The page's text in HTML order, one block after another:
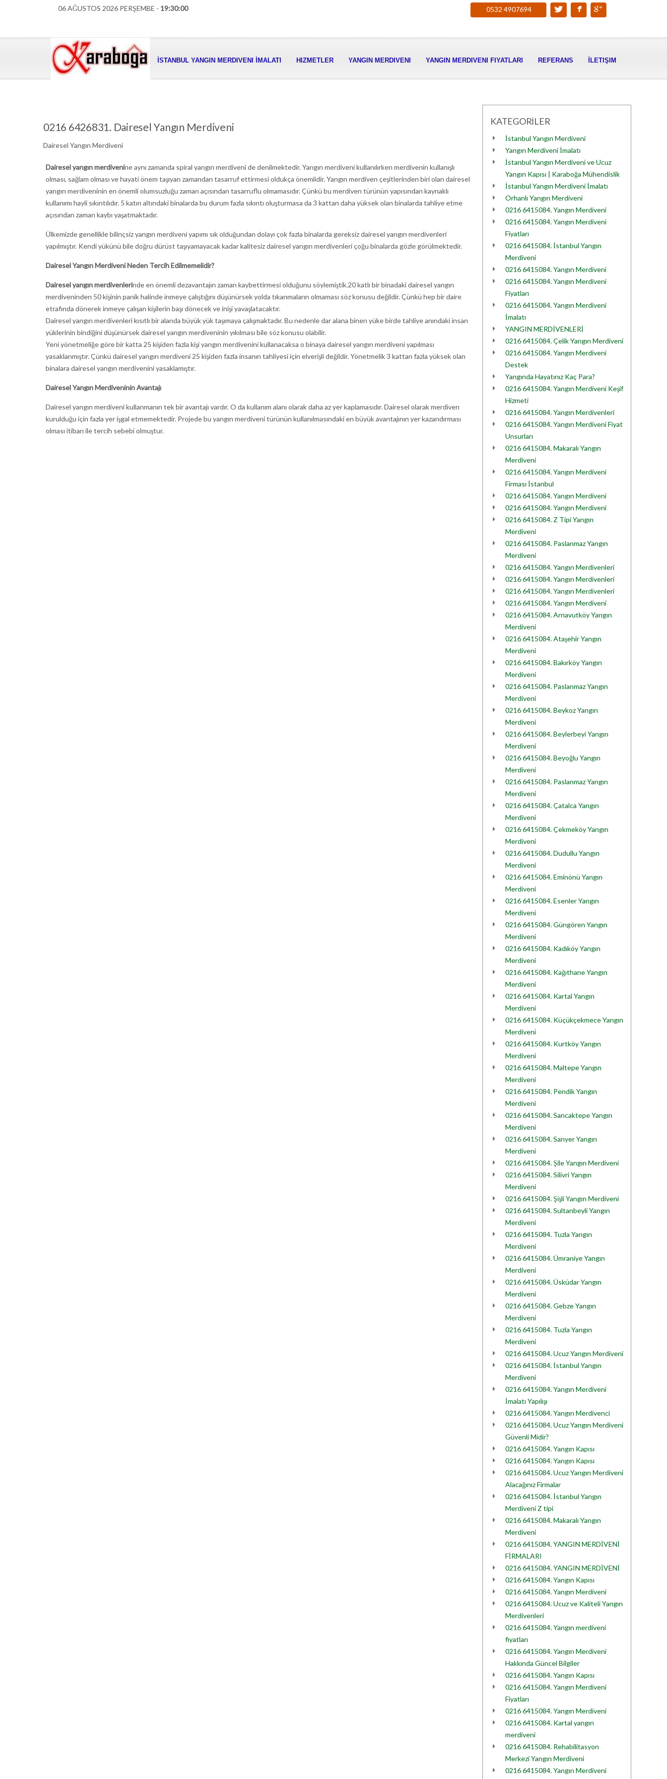
06 AĞUSTOS 2026 PERŞEMBE - 19:30:01 0532 4907694
İSTANBUL YANGIN MERDIVENI İMALATI HIZMETLER YANGIN MERDIVENI YANGIN MERDIVENI FIYATLARI REFERANS İLETIŞIM
0216 6426831. Dairesel Yangın Merdiveni
Dairesel Yangın Merdiveni
Dairesel yangın merdivenine aynı zamanda spiral yangın merdiveni de denilmektedir. Yangın merdiveni kullanılırken merdivenin kullanışlı
olması, sağlam olması ve hayati önem taşıyan zamandan tasarruf ettirmesi oldukça önemlidir. Yangın merdiven çeşitlerinden biri olan dairesel
yangın merdiveninin en önemli olumsuzluğu zaman açısından tasarruflu olmamasıdır. Çünkü bu merdiven türünün yapısından kaynaklı
kullanımı hayli sıkıntılıdır. 5 katın altındaki binalarda bu durum fazla sıkıntı oluşturmasa da 3 kattan daha yüksek olan binalarda tahliye etme
açısından zaman kaybı yaşatmaktadır.
Ülkemizde genellikle bilinçsiz yangın merdiveni yapımı sık olduğundan dolayı çok fazla binalarda gereksiz dairesel yangın merdivenleri
yapılmıştır. Kendi yükünü bile doğru dürüst taşıyamayacak kadar kalitesiz dairesel yangın merdivenleri çoğu binalarda gözle görülmektedir.
Dairesel Yangın Merdiveni Neden Tercih Edilmemelidir?
Dairesel yangın merdivenlerinde en önemli dezavantajın zaman kaybettirmesi olduğunu söylemiştik.20 katlı bir binadaki dairesel yangın
merdiveninden 50 kişinin panik halinde inmeye çalıştığını düşünürsek yolda tıkanmaların olmaması söz konusu değildir. Çünkü hep bir daire
etrafında dönerek inmeye çalışan kişilerin başı dönecek ve inişi yavaşlatacaktır.
Dairesel yangın merdivenleri kısıtlı bir alanda büyük yük taşımaya çalışmaktadır. Bu nedenle dar alana binen yüke birde tahliye anındaki insan
yüklerinin bindiğini düşünürsek dairesel yangın merdiveninin yıkılması bile söz konusu olabilir.
Yeni yönetmeliğe göre bir katta 25 kişiden fazla kişi yangın merdivenini kullanacaksa o binaya dairesel yangın merdiveni yapılması
yasaklanmıştır. Çünkü dairesel yangın merdiveni 25 kişiden fazla insanın tahliyesi için elverişli değildir. Yönetmelik 3 kattan fazla yüksek olan
binalara dairesel yangın merdivenini yasaklamıştır.
Dairesel Yangın Merdiveninin Avantajı
Dairesel yangın merdiveni kullanmanın tek bir avantajı vardır. O da kullanım alanı olarak daha az yer kaplamasıdır. Dairesel olarak merdiven
kurulduğu için fazla yer işgal etmemektedir. Projede bu yangın merdiveni türünün kullanılmasındaki en büyük avantajının yer kazandırması
olması itibarı ile tercih sebebi olmuştur.
KATEGORİLER
İstanbul Yangın Merdiveni
Yangın Merdiveni İmalatı
İstanbul Yangın Merdiveni ve Ucuz
Yangın Kapısı | Karaboğa Mühendislik
İstanbul Yangın Merdiveni İmalatı
Orhanlı Yangın Merdiveni
0216 6415084. Yangın Merdiveni
0216 6415084. Yangın Merdiveni
Fiyatları
0216 6415084. İstanbul Yangın
Merdiveni
0216 6415084. Yangın Merdiveni
0216 6415084. Yangın Merdiveni
Fiyatları
0216 6415084. Yangın Merdiveni
İmalatı
YANGIN MERDİVENLERİ
0216 6415084. Çelik Yangın Merdiveni
0216 6415084. Yangın Merdiveni
Destek
Yangında Hayatınız Kaç Para?
0216 6415084. Yangın Merdiveni Keşif
Hizmeti
0216 6415084. Yangın Merdivenleri
0216 6415084. Yangın Merdiveni Fiyat
Unsurları
0216 6415084. Makaralı Yangın
Merdiveni
0216 6415084. Yangın Merdiveni
Firması İstanbul
0216 6415084. Yangın Merdiveni
0216 6415084. Yangın Merdiveni
0216 6415084. Z Tipi Yangın
Merdiveni
0216 6415084. Paslanmaz Yangın
Merdiveni
0216 6415084. Yangın Merdivenleri
0216 6415084. Yangın Merdivenleri
0216 6415084. Yangın Merdivenleri
0216 6415084. Yangın Merdiveni
0216 6415084. Arnavutköy Yangın
Merdiveni
0216 6415084. Ataşehir Yangın
Merdiveni
0216 6415084. Bakırköy Yangın
Merdiveni
0216 6415084. Paslanmaz Yangın
Merdiveni
0216 6415084. Beykoz Yangın
Merdiveni
0216 6415084. Beylerbeyi Yangın
Merdiveni
0216 6415084. Beyoğlu Yangın
Merdiveni
0216 6415084. Paslanmaz Yangın
Merdiveni
0216 6415084. Çatalca Yangın
Merdiveni
0216 6415084. Çekmeköy Yangın
Merdiveni
0216 6415084. Dudullu Yangın
Merdiveni
0216 6415084. Eminönü Yangın
Merdiveni
0216 6415084. Esenler Yangın
Merdiveni
0216 6415084. Güngören Yangın
Merdiveni
0216 6415084. Kadıköy Yangın
Merdiveni
0216 6415084. Kağıthane Yangın
Merdiveni
0216 6415084. Kartal Yangın
Merdiveni
0216 6415084. Küçükçekmece Yangın
Merdiveni
0216 6415084. Kurtköy Yangın
Merdiveni
0216 6415084. Maltepe Yangın
Merdiveni
0216 6415084. Pendik Yangın
Merdiveni
0216 6415084. Sancaktepe Yangın
Merdiveni
0216 6415084. Sarıyer Yangın
Merdiveni
0216 6415084. Şile Yangın Merdiveni
0216 6415084. Silivri Yangın
Merdiveni
0216 6415084. Şişli Yangın Merdiveni
0216 6415084. Sultanbeyli Yangın
Merdiveni
0216 6415084. Tuzla Yangın
Merdiveni
0216 6415084. Ümraniye Yangın
Merdiveni
0216 6415084. Üsküdar Yangın
Merdiveni
0216 6415084. Gebze Yangın
Merdiveni
0216 6415084. Tuzla Yangın
Merdiveni
0216 6415084. Ucuz Yangın Merdiveni
0216 6415084. İstanbul Yangın
Merdiveni
0216 6415084. Yangın Merdiveni
İmalatı Yapılışı
0216 6415084. Yangın Merdivenci
0216 6415084. Ucuz Yangın Merdiveni
Güvenli Midir?
0216 6415084. Yangın Kapısı
0216 6415084. Yangın Kapısı
0216 6415084. Ucuz Yangın Merdiveni
Alacağınız Firmalar
0216 6415084. İstanbul Yangın
Merdiveni Z tipi
0216 6415084. Makaralı Yangın
Merdiveni
0216 6415084. YANGIN MERDİVENİ
FİRMALARI
0216 6415084. YANGIN MERDİVENİ
0216 6415084. Yangın Kapısı
0216 6415084. Yangın Merdiveni
0216 6415084. Ucuz ve Kaliteli Yangın
Merdivenleri
0216 6415084. Yangın merdiveni
fiyatları
0216 6415084. Yangın Merdiveni
Hakkında Güncel Bilgiler
0216 6415084. Yangın Kapısı
0216 6415084. Yangın Merdiveni
Fiyatları
0216 6415084. Yangın Merdiveni
0216 6415084. Kartal yangın
merdiveni
0216 6415084. Rehabilitasyon
Merkezi Yangın Merdiveni
0216 6415084. Yangın Merdiveni